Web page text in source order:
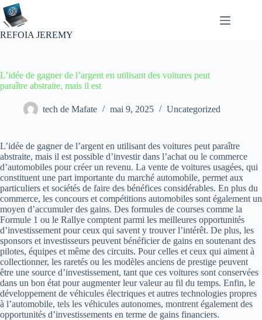
Passer
au
contenu
REFOIA JEREMY
L’idée de gagner de l’argent en utilisant des voitures peut
paraître abstraite, mais il est
tech de Mafate mai 9, 2025 Uncategorized
L’idée de gagner de l’argent en utilisant des voitures peut paraître
abstraite, mais il est possible d’investir dans l’achat ou le commerce
d’automobiles pour créer un revenu. La vente de voitures usagées, qui
constituent une part importante du marché automobile, permet aux
particuliers et sociétés de faire des bénéfices considérables. En plus du
commerce, les concours et compétitions automobiles sont également un
moyen d’accumuler des gains. Des formules de courses comme la
Formule 1 ou le Rallye comptent parmi les meilleures opportunités
d’investissement pour ceux qui savent y trouver l’intérêt. De plus, les
sponsors et investisseurs peuvent bénéficier de gains en soutenant des
pilotes, équipes et même des circuits. Pour celles et ceux qui aiment à
collectionner, les raretés ou les modèles anciens de prestige peuvent
être une source d’investissement, tant que ces voitures sont conservées
dans un bon état pour augmenter leur valeur au fil du temps. Enfin, le
développement de véhicules électriques et autres technologies propres
à l’automobile, tels les véhicules autonomes, montrent également des
opportunités d’investissements en terme de gains financiers.